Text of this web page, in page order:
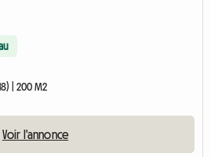
| 200 M2
Voir l'annonce